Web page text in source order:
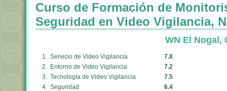
Curso de Formación de
Seguridad en Video Vigilancia,
WN El Nogal,
1. Servicio de Video Vigilancia
7.8
2. Entorno de Video Vigilancia
7.2
3. Tecnología de Video Vigilancia
7.5
4. Seguridad
6.4